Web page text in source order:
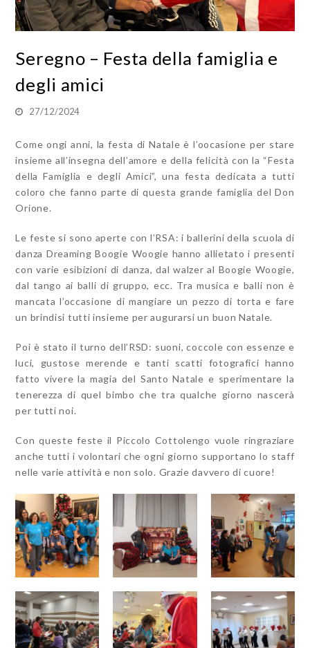
Seregno – Festa della famiglia e
degli amici
27/12/2024
Come ongi anni, la festa di Natale è l’oocasione per stare
insieme all’insegna dell’amore e della felicità con la “Festa
della Famiglia e degli Amici”, una festa dedicata a tutti
coloro che fanno parte di questa grande famiglia del Don
Orione.
Le feste si sono aperte con l’RSA: i ballerini della scuola di
danza Dreaming Boogie Woogie hanno allietato i presenti
con varie esibizioni di danza, dal walzer al Boogie Woogie,
dal tango ai balli di gruppo, ecc. Tra musica e balli non è
mancata l’occasione di mangiare un pezzo di torta e fare
un brindisi tutti insieme per augurarsi un buon Natale.
Poi è stato il turno dell’RSD: suoni, coccole con essenze e
luci, gustose merende e tanti scatti fotografici hanno
fatto vivere la magia del Santo Natale e sperimentare la
tenerezza di quel bimbo che tra qualche giorno nascerà
per tutti noi.
Con queste feste il Piccolo Cottolengo vuole ringraziare
anche tutti i volontari che ogni giorno supportano lo staff
nelle varie attività e non solo. Grazie davvero di cuore!